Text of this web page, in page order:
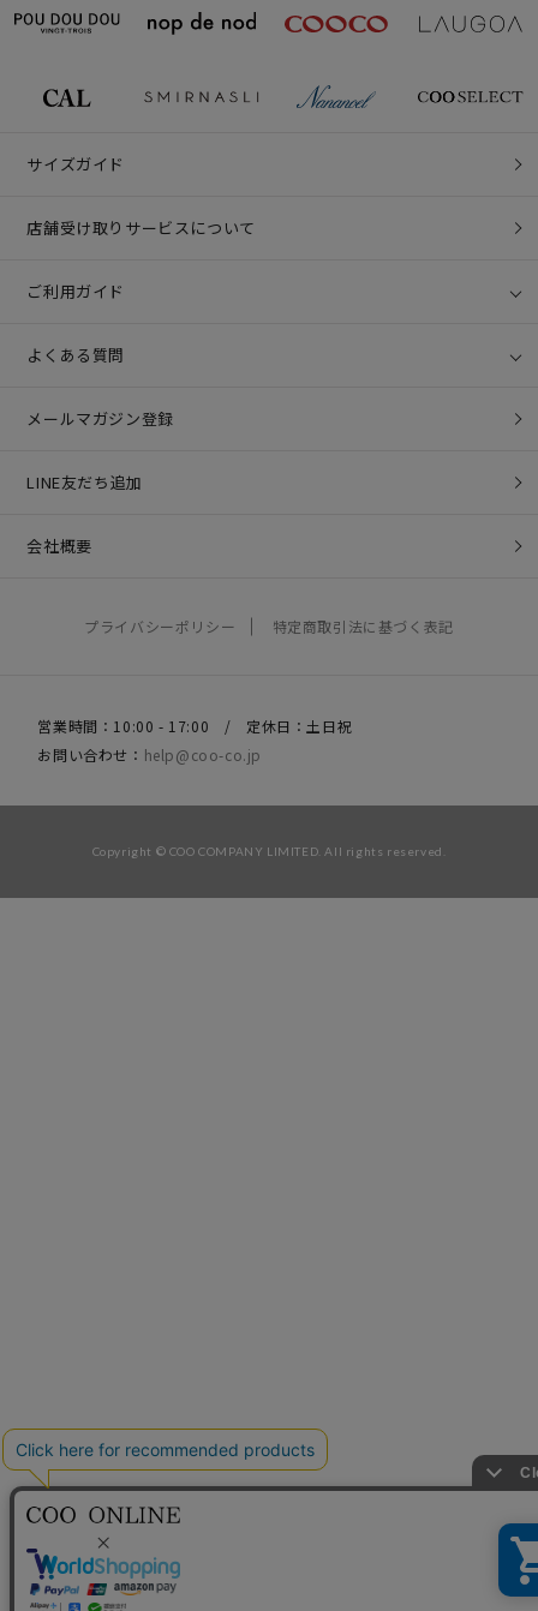
サイズガイド
店舗受け取りサービスについて
ご利用ガイド
よくある質問
メールマガジン登録
LINE友だち追加
会社概要
プライバシーポリシー 特定商取引法に基づく表記
営業時間：10:00 - 17:00 / 定休日：土日祝
お問い合わせ： help@coo-co.jp
Copyright © COO COMPANY LIMITED. All rights reserved.